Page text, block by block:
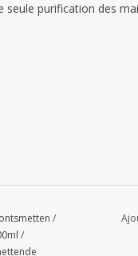
seule purification des
/
/